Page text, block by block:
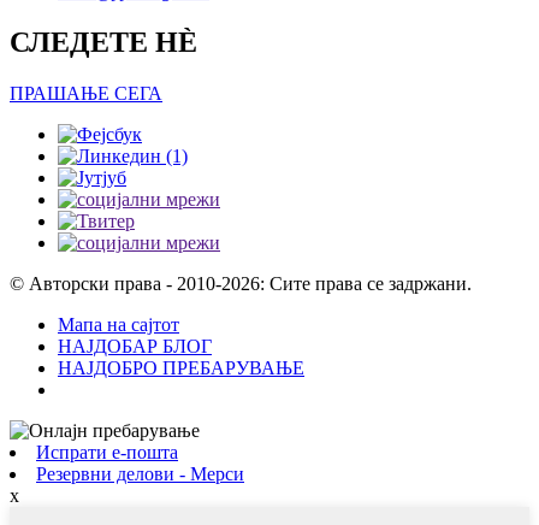
СЛЕДЕТЕ НÈ
ПРАШАЊЕ СЕГА
© Авторски права - 2010-2026: Сите права се задржани.
Мапа на сајтот
НАЈДОБАР БЛОГ
НАЈДОБРО ПРЕБАРУВАЊЕ
Испрати е-пошта
Резервни делови - Мерси
x